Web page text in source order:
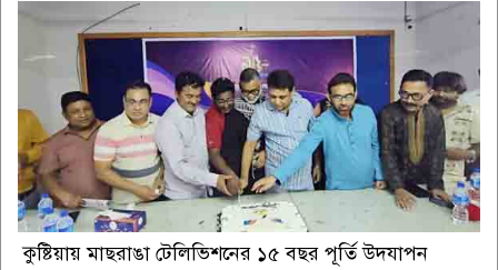
কুষ্টিয়ায় মাছরাঙা টেলিভিশনের ১৫ বছর পূর্তি উদযাপন